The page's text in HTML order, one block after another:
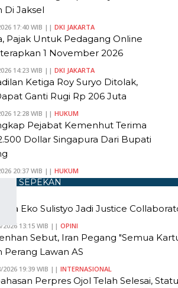
Di Jaksel
17:40 WIB || DKI JAKARTA
Pajak Untuk Pedagang Online
1 November 2026
14:23 WIB || DKI JAKARTA
Ketiga Roy Suryo Ditolak,
Ganti Rugi Rp 206 Juta
12:28 WIB || HUKUM
Pejabat Kemenhut Terima
Dollar Singapura Dari Bupati
20:37 WIB || HUKUM
SEPEKAN
Eko Sulistyo Jadi Justice
2026 13:15 WIB || OPINI
Sebut, Iran Pegang "Semua
Perang Lawan AS
2026 19:39 WIB || INTERNASIONAL
Perpres Ojol Telah Selesai,